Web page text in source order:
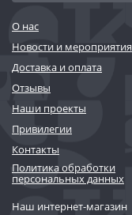
О нас
Новости и мероприятия
Доставка и оплата
Отзывы
Наши проекты
Привилегии
Контакты
Политика обработки
персональных данных
Наш интернет-магазин